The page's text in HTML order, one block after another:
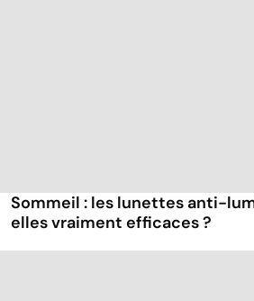
Sommeil : les lunettes anti-
elles vraiment efficaces ?